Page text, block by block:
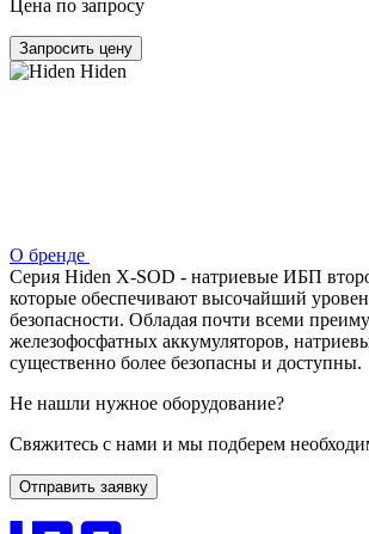
Цена по запросу
Запросить цену
Hiden
О бренде
Серия Hiden X-SOD - натриевые ИБП
которые обеспечивают высочайший
безопасности. Обладая почти всеми
железофосфатных аккумуляторов,
существенно более безопасны и доступны.
Не нашли нужное оборудование?
Свяжитесь с нами и мы подберем
Отправить заявку